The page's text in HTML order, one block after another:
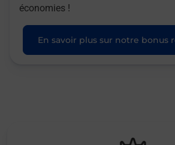
économies !
En savoir plus sur notre bonus